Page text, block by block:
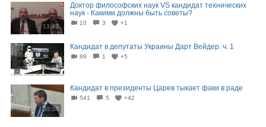
13:49
Доктор философских наук VS кандидат технических
наук - Какими должны быть советы?
10 3 +1
01:36
Кандидат в депутаты Украины Дарт Вейдер. ч. 1
89 1 +5
00:38
Кандидат в президенты Царев тыкает факи в раде
541 5 +42